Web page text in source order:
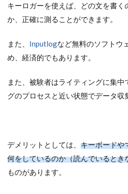
キーロガーを使えば、どの文を書く
か、正確に測ることができます。
また、 Inputlogなど無料のソフトウ
め、経済的でもあります。
また、被験者はライティングに集
グのプロセスと近い状態でデータ収
デメリットとしては、 キーボードや
何をしているのか（読んでいるとき
ものがあります。